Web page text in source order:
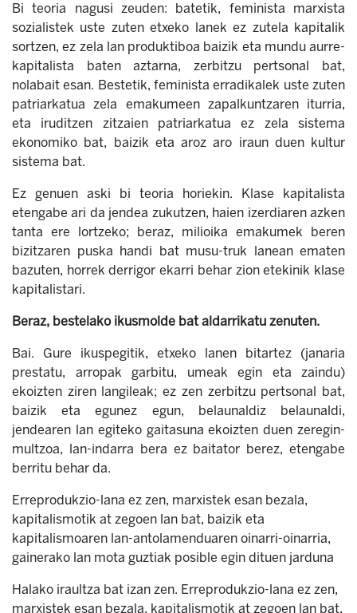
Bi teoria nagusi zeuden: batetik, feminista marxista
sozialistek uste zuten etxeko lanek ez zutela kapitalik
sortzen, ez zela lan produktiboa baizik eta mundu aurre-
kapitalista baten aztarna, zerbitzu pertsonal bat,
nolabait esan. Bestetik, feminista erradikalek uste zuten
patriarkatua zela emakumeen zapalkuntzaren iturria,
eta iruditzen zitzaien patriarkatua ez zela sistema
ekonomiko bat, baizik eta aroz aro iraun duen kultur
sistema bat.
Ez genuen aski bi teoria horiekin. Klase kapitalista
etengabe ari da jendea zukutzen, haien izerdiaren azken
tanta ere lortzeko; beraz, milioika emakumek beren
bizitzaren puska handi bat musu-truk lanean ematen
bazuten, horrek derrigor ekarri behar zion etekinik klase
kapitalistari.
Beraz, bestelako ikusmolde bat aldarrikatu zenuten.
Bai. Gure ikuspegitik, etxeko lanen bitartez (janaria
prestatu, arropak garbitu, umeak egin eta zaindu)
ekoizten ziren langileak; ez zen zerbitzu pertsonal bat,
baizik eta egunez egun, belaunaldiz belaunaldi,
jendearen lan egiteko gaitasuna ekoizten duen zeregin-
multzoa, lan-indarra bera ez baitator berez, etengabe
berritu behar da.
Erreprodukzio-lana ez zen, marxistek esan bezala,
kapitalismotik at zegoen lan bat, baizik eta
kapitalismoaren lan-antolamenduaren oinarri-oinarria,
gainerako lan mota guztiak posible egin dituen jarduna
Halako iraultza bat izan zen. Erreprodukzio-lana ez zen,
marxistek esan bezala, kapitalismotik at zegoen lan bat,